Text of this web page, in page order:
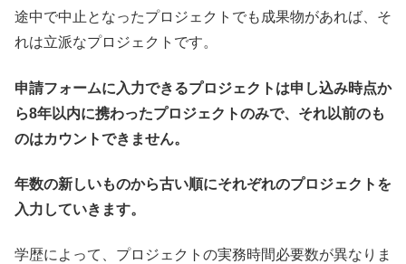
途中で中止となったプロジェクトでも成果物があれば、そ
れは立派なプロジェクトです。
申請フォームに入力できるプロジェクトは申し込み時点か
ら8年以内に携わったプロジェクトのみで、それ以前のも
のはカウントできません。
年数の新しいものから古い順にそれぞれのプロジェクトを
入力していきます。
学歴によって、プロジェクトの実務時間必要数が異なりま